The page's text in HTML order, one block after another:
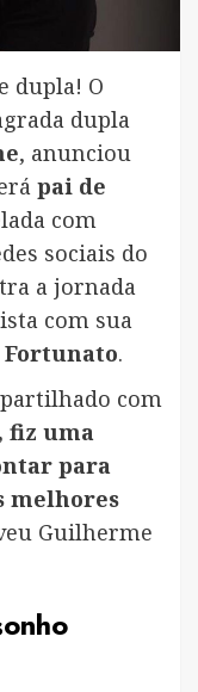
dupla! O
dupla
, anunciou
pai de
com
sociais do
a jornada
com sua
.
com
fiz uma
para
melhores
Guilherme